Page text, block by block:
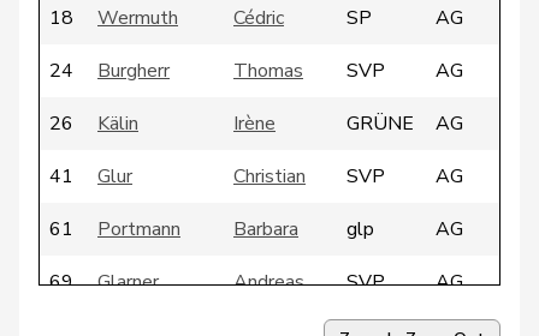
18
Wermuth Cédric SP
AG
24
Burgherr Thomas SVP
AG
26
Kälin Irène GRÜNE
AG
41
Glur Christian SVP
AG
61
Portmann Barbara glp
AG
69
Glarner Andreas SVP
AG